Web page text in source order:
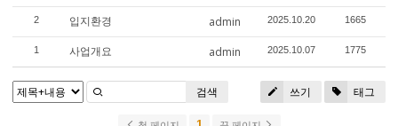
2 입지환경 admin 2025.10.20 1665
1 사업개요 admin 2025.10.07 1775
쓰기 태그
검색